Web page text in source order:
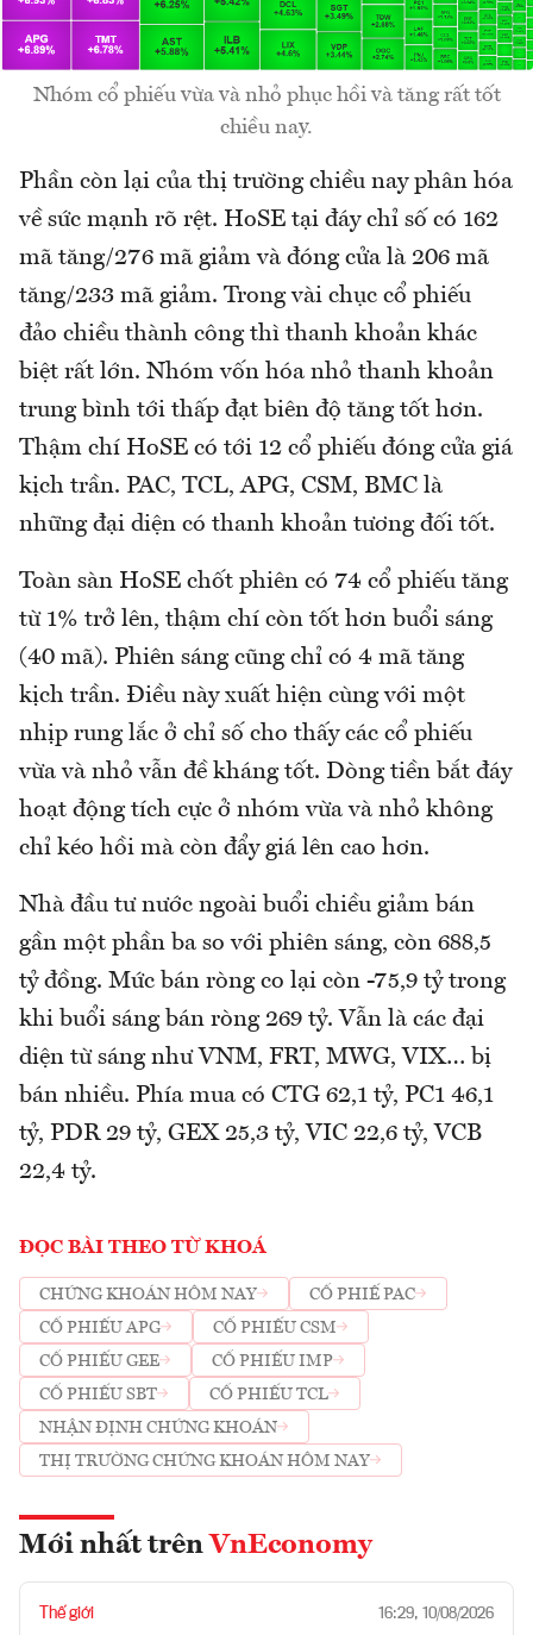
Nhóm cổ phiếu vừa và nhỏ phục hồi và tăng rất tốt
chiều nay.
Phần còn lại của thị trường chiều nay phân hóa
về sức mạnh rõ rệt. HoSE tại đáy chỉ số có 162
mã tăng/276 mã giảm và đóng cửa là 206 mã
tăng/233 mã giảm. Trong vài chục cổ phiếu
đảo chiều thành công thì thanh khoản khác
biệt rất lớn. Nhóm vốn hóa nhỏ thanh khoản
trung bình tới thấp đạt biên độ tăng tốt hơn.
Thậm chí HoSE có tới 12 cổ phiếu đóng cửa giá
kịch trần. PAC, TCL, APG, CSM, BMC là
những đại diện có thanh khoản tương đối tốt.
Toàn sàn HoSE chốt phiên có 74 cổ phiếu tăng
từ 1% trở lên, thậm chí còn tốt hơn buổi sáng
(40 mã). Phiên sáng cũng chỉ có 4 mã tăng
kịch trần. Điều này xuất hiện cùng với một
nhịp rung lắc ở chỉ số cho thấy các cổ phiếu
vừa và nhỏ vẫn đề kháng tốt. Dòng tiền bắt đáy
hoạt động tích cực ở nhóm vừa và nhỏ không
chỉ kéo hồi mà còn đẩy giá lên cao hơn.
Nhà đầu tư nước ngoài buổi chiều giảm bán
gần một phần ba so với phiên sáng, còn 688,5
tỷ đồng. Mức bán ròng co lại còn -75,9 tỷ trong
khi buổi sáng bán ròng 269 tỷ. Vẫn là các đại
diện từ sáng như VNM, FRT, MWG, VIX… bị
bán nhiều. Phía mua có CTG 62,1 tỷ, PC1 46,1
tỷ, PDR 29 tỷ, GEX 25,3 tỷ, VIC 22,6 tỷ, VCB
22,4 tỷ.
ĐỌC BÀI THEO TỪ KHOÁ
CHỨNG KHOÁN HÔM NAY
CỔ PHIẾ PAC
CỔ PHIẾU APG
CỔ PHIẾU CSM
CỔ PHIẾU GEE
CỔ PHIẾU IMP
CỔ PHIẾU SBT
CỔ PHIẾU TCL
NHẬN ĐỊNH CHỨNG KHOÁN
THỊ TRƯỜNG CHỨNG KHOÁN HÔM NAY
Mới nhất trên VnEconomy
Thế giới 16:29, 10/08/2026